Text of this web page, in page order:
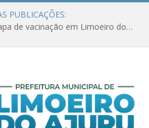
PUBLICAÇÕES:
Amanhã começa nova etapa de vacinação em Limoeiro do Ajuru para idosos com 65 ou mais